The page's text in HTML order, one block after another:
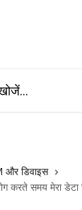
और डिवाइस
करते समय मेरा डेटा